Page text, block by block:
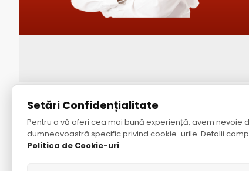
Despre noi
Despre noi
Politica de confidențialitate
Setări Confidențialitate
Pentru a vă oferi cea mai bună experiență, avem nevoie
dumneavoastră specific privind cookie-urile. Detalii
Politica de Cookie-uri.